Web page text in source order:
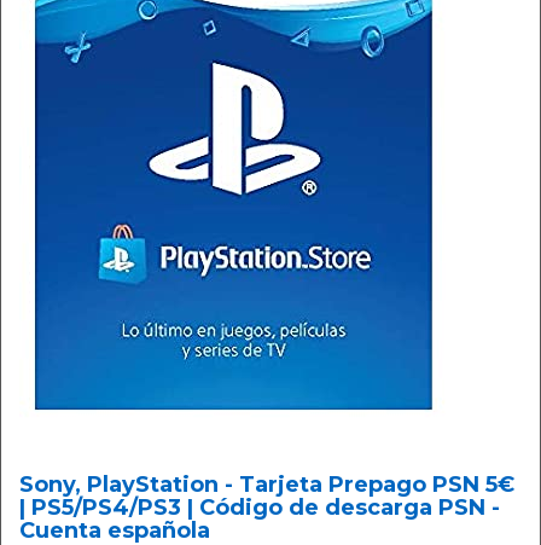
Sony, PlayStation - Tarjeta Prepago PSN 5€
| PS5/PS4/PS3 | Código de descarga PSN -
Cuenta española